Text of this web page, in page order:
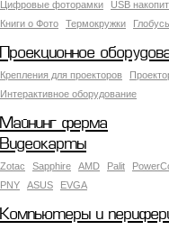
Цифровые фоторамки USB
Книги о Фото
Термокружки
Проекционное
Крепления для проекторов
Интерактивное оборудование
Майнинг ферма
Видеокарты
Zotac Sapphire AMD Palit
PNY
ASUS EVGA
Компьютеры и